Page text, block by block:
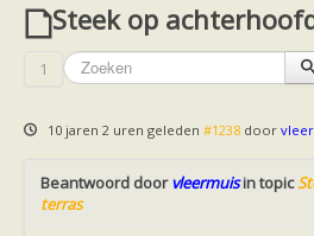
Utrecht
Zeeland
Zuid-Holland
Vleermuizen en ziektes
Gebiedsbescherming
Vleermuisprotocol
Steek op
1
10 jaren 2 uren geleden #1238 door
Beantwoord doorvleermuisin topic
terras